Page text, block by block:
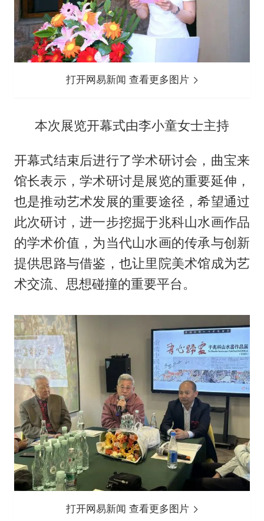
打开网易新闻 查看更多图片
本次展览开幕式由李小童女士主持
开幕式结束后进行了学术研讨会，曲宝来
馆长表示，学术研讨是展览的重要延伸，
也是推动艺术发展的重要途径，希望通过
此次研讨，进一步挖掘于兆科山水画作品
的学术价值，为当代山水画的传承与创新
提供思路与借鉴，也让里院美术馆成为艺
术交流、思想碰撞的重要平台。
打开网易新闻 查看更多图片